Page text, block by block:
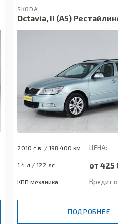
SKODA
Octavia, II (A5)
2010 г.в. / 198 400 км ЦЕНА:
1.4 л / 122 лс от 425
КПП механика Кредит
ПОДРОБНЕЕ